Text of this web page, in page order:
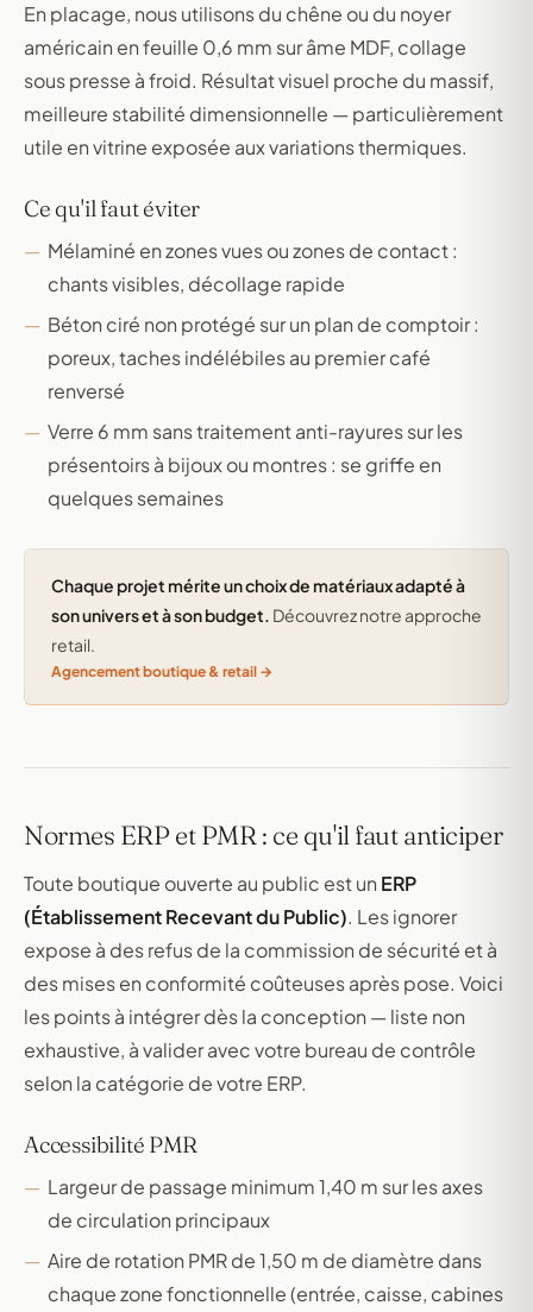
En placage, nous utilisons du chêne ou du noyer
américain en feuille 0,6 mm sur âme MDF, collage
sous presse à froid. Résultat visuel proche du massif,
meilleure stabilité dimensionnelle — particulièrement
utile en vitrine exposée aux variations thermiques.
Ce qu'il faut éviter
Mélaminé en zones vues ou zones de contact :
chants visibles, décollage rapide
Béton ciré non protégé sur un plan de comptoir :
poreux, taches indélébiles au premier café
renversé
Verre 6 mm sans traitement anti-rayures sur les
présentoirs à bijoux ou montres : se griffe en
quelques semaines
Chaque projet mérite un choix de matériaux adapté à
son univers et à son budget. Découvrez notre approche
retail.
Agencement boutique & retail
Normes ERP et PMR : ce qu'il faut anticiper
Toute boutique ouverte au public est un ERP
(Établissement Recevant du Public). Les ignorer
expose à des refus de la commission de sécurité et à
des mises en conformité coûteuses après pose. Voici
les points à intégrer dès la conception — liste non
exhaustive, à valider avec votre bureau de contrôle
selon la catégorie de votre ERP.
Accessibilité PMR
Largeur de passage minimum 1,40 m sur les axes
de circulation principaux
Aire de rotation PMR de 1,50 m de diamètre dans
chaque zone fonctionnelle (entrée, caisse, cabines